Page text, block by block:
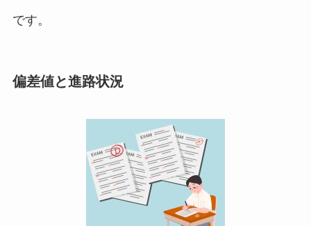
です。
偏差値と進路状況